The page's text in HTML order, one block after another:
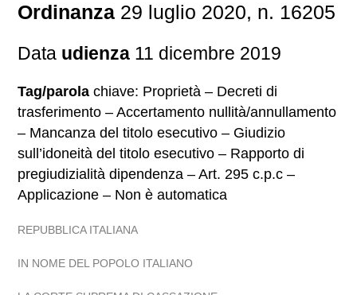
Ordinanza 29 luglio 2020, n. 16205
Data udienza 11 dicembre 2019
Tag/parola chiave: Proprietà – Decreti di
trasferimento – Accertamento nullità/annullamento
– Mancanza del titolo esecutivo – Giudizio
sull’idoneità del titolo esecutivo – Rapporto di
pregiudizialità dipendenza – Art. 295 c.p.c –
Applicazione – Non è automatica
REPUBBLICA ITALIANA
IN NOME DEL POPOLO ITALIANO